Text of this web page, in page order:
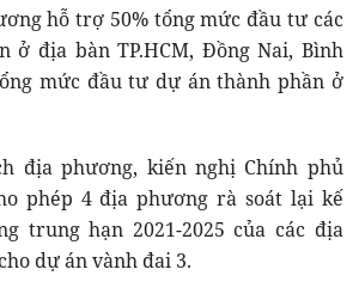
hỗ trợ 50% tổng mức đầu tư các
ở địa bàn TP.HCM, Đồng Nai, Bình
mức đầu tư dự án thành phần ở
địa phương, kiến nghị Chính phủ
phép 4 địa phương rà soát lại kế
trung hạn 2021-2025 của các địa
dự án vành đai 3.